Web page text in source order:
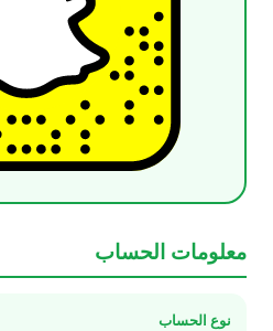
معلومات الحساب
نوع الحساب